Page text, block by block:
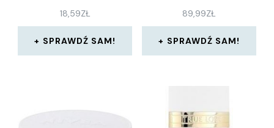
18,59ZŁ
SPRAWDŹ SAM!
89,99ZŁ
SPRAWDŹ SAM!